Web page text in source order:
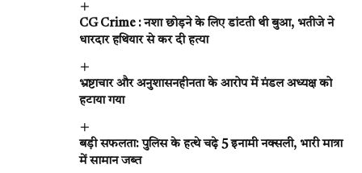
CG Crime : नशा छोड़ने के लिए डांटती थी बुआ, भतीजे ने
धारदार हथियार से कर दी हत्या
भ्रष्टाचार और अनुशासनहीनता के आरोप में मंडल अध्यक्ष को
हटाया गया
बड़ी सफलता: पुलिस के हत्थे चढ़े 5 इनामी नक्सली, भारी मात्रा
में सामान जब्त